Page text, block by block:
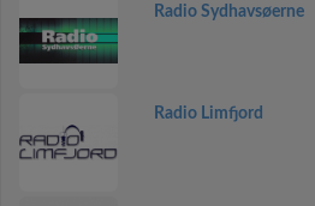
Radio Sydhavsøerne
Radio Limfjord